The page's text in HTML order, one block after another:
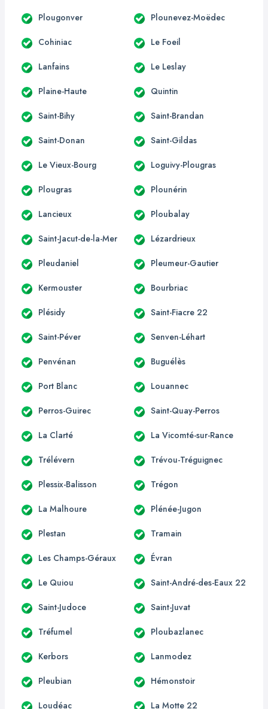
Plougonver Plounevez-Moëdec
Cohiniac Le Foeil
Lanfains Le Leslay
Plaine-Haute Quintin
Saint-Bihy Saint-Brandan
Saint-Donan Saint-Gildas
Le Vieux-Bourg Loguivy-Plougras
Plougras Plounérin
Lancieux Ploubalay
Saint-Jacut-de-la-Mer Lézardrieux
Pleudaniel Pleumeur-Gautier
Kermouster Bourbriac
Plésidy Saint-Fiacre 22
Saint-Péver Senven-Léhart
Penvénan Buguélès
Port Blanc Louannec
Perros-Guirec Saint-Quay-Perros
La Clarté La Vicomté-sur-Rance
Trélévern Trévou-Tréguignec
Plessix-Balisson Trégon
La Malhoure Plénée-Jugon
Plestan Tramain
Les Champs-Géraux Évran
Le Quiou Saint-André-des-Eaux 22
Saint-Judoce Saint-Juvat
Tréfumel Ploubazlanec
Kerbors Lanmodez
Pleubian Hémonstoir
Loudéac La Motte 22